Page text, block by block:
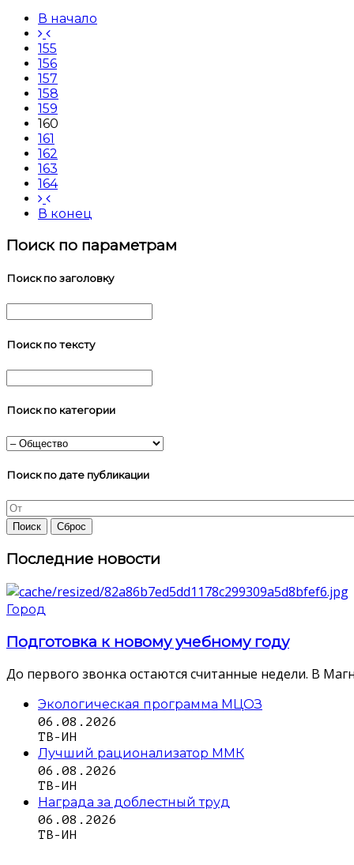
В начало
155
156
157
158
159
160
161
162
163
164
В конец
Поиск по параметрам
Поиск по заголовку
Поиск по тексту
Поиск по категории
Поиск по дате публикации
Последние новости
Город
Подготовка к новому учебному году
До первого звонка остаются считанные недели. В
Экологическая программа МЦОЗ
06.08.2026
ТВ-ИН
Лучший рационализатор ММК
06.08.2026
ТВ-ИН
Награда за доблестный труд
06.08.2026
ТВ-ИН